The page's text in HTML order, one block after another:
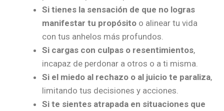
Si tienes la sensación de que no logras
manifestar tu propósito o alinear tu vida
con tus anhelos más profundos.
Si cargas con culpas o resentimientos,
incapaz de perdonar a otros o a ti misma.
Si el miedo al rechazo o al juicio te paraliza,
limitando tus decisiones y acciones.
Si te sientes atrapada en situaciones que